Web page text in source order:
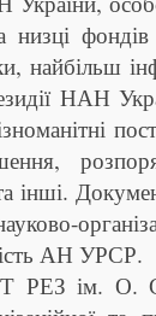
фондів
найбільш
НАН
інші.
АН УРСР.
ім. О.